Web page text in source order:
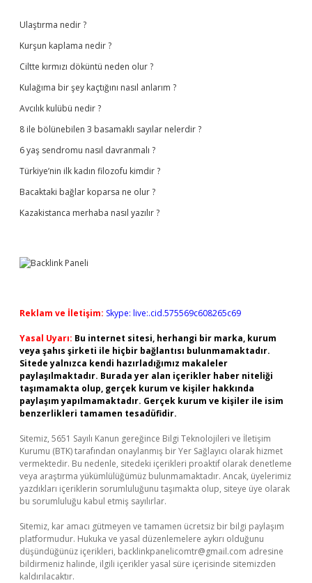
Ulaştırma nedir ?
Kurşun kaplama nedir ?
Ciltte kırmızı döküntü neden olur ?
Kulağıma bir şey kaçtığını nasıl anlarım ?
Avcılık kulübü nedir ?
8 ile bölünebilen 3 basamaklı sayılar nelerdir ?
6 yaş sendromu nasıl davranmalı ?
Türkiye’nin ilk kadın filozofu kimdir ?
Bacaktaki bağlar koparsa ne olur ?
Kazakistanca merhaba nasıl yazılır ?
Reklam ve İletişim: Skype: live:.cid.575569c608265c69
Yasal Uyarı: Bu internet sitesi, herhangi bir marka, kurum
veya şahıs şirketi ile hiçbir bağlantısı bulunmamaktadır.
Sitede yalnızca kendi hazırladığımız makaleler
paylaşılmaktadır. Burada yer alan içerikler haber niteliği
taşımamakta olup, gerçek kurum ve kişiler hakkında
paylaşım yapılmamaktadır. Gerçek kurum ve kişiler ile isim
benzerlikleri tamamen tesadüfidir.
Sitemiz, 5651 Sayılı Kanun gereğince Bilgi Teknolojileri ve İletişim
Kurumu (BTK) tarafından onaylanmış bir Yer Sağlayıcı olarak hizmet
vermektedir. Bu nedenle, sitedeki içerikleri proaktif olarak denetleme
veya araştırma yükümlülüğümüz bulunmamaktadır. Ancak, üyelerimiz
yazdıkları içeriklerin sorumluluğunu taşımakta olup, siteye üye olarak
bu sorumluluğu kabul etmiş sayılırlar.
Sitemiz, kar amacı gütmeyen ve tamamen ücretsiz bir bilgi paylaşım
platformudur. Hukuka ve yasal düzenlemelere aykırı olduğunu
düşündüğünüz içerikleri, backlinkpanelicomtr@gmail.com adresine
bildirmeniz halinde, ilgili içerikler yasal süre içerisinde sitemizden
kaldırılacaktır.